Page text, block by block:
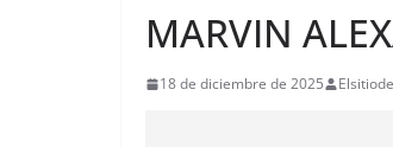
MARVIN
18 de diciembre de 2025